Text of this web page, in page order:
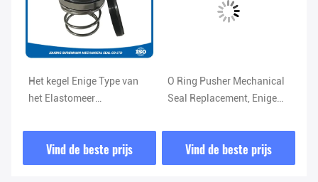
Het kegel Enige Type van
het Elastomeer
de Lente Mechanische
Verbinding voor
Waterpomp
Vind de beste prijs
O Ring Pusher Mechanical
Seal Replacement, Enige
Mechanische Verbinding
Vind de beste prijs